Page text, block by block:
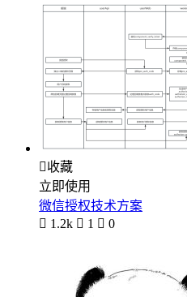
收藏
立即使用
微信授权技术方案
 1.2k  1  0